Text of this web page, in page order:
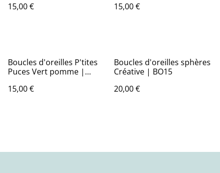
15,00 €
15,00 €
Boucles d'oreilles P'tites
Puces Vert pomme |
15,00 €
Boucles d'oreilles sphères
Créative | BO15
20,00 €